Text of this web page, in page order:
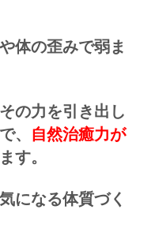
体の歪みで弱ま
の力を引き出し
、 自然治癒力が
す。
になる体質づく